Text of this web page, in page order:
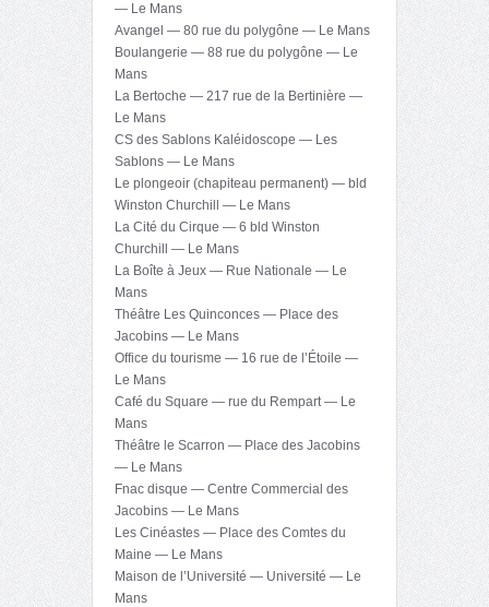
— Le Mans
Avangel — 80 rue du polygône — Le Mans
Boulangerie — 88 rue du polygône — Le
Mans
La Bertoche — 217 rue de la Bertinière —
Le Mans
CS des Sablons Kaléidoscope — Les
Sablons — Le Mans
Le plongeoir (chapiteau permanent) — bld
Winston Churchill — Le Mans
La Cité du Cirque — 6 bld Winston
Churchill — Le Mans
La Boîte à Jeux — Rue Nationale — Le
Mans
Théâtre Les Quinconces — Place des
Jacobins — Le Mans
Office du tourisme — 16 rue de l’Étoile —
Le Mans
Café du Square — rue du Rempart — Le
Mans
Théâtre le Scarron — Place des Jacobins
— Le Mans
Fnac disque — Centre Commercial des
Jacobins — Le Mans
Les Cinéastes — Place des Comtes du
Maine — Le Mans
Maison de l’Université — Université — Le
Mans